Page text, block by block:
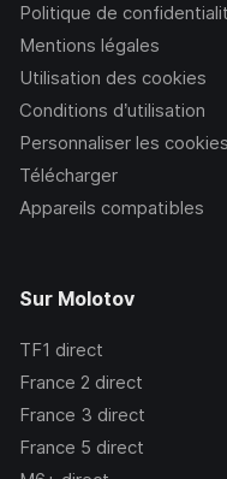
Politique de
Mentions légales
Utilisation des cookies
Conditions d’utilisation
Personnaliser les cookies
Télécharger
Appareils compatibles
Sur Molotov
TF1 direct
France 2 direct
France 3 direct
France 5 direct